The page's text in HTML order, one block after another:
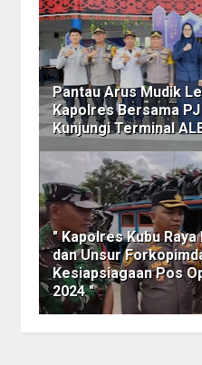
Pantau Arus Mudik
Kapolres Bersama PJ
Kunjungi Terminal
" Kapolres Kubu
dan Unsur
Kesiapsiagaan Pos
2024 "